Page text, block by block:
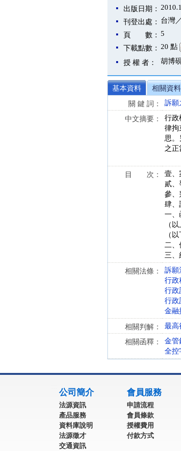
出版日期：
刊登出處： 台灣／
頁 數： 5
下載點數： 20 點
授 權 者：
胡博
基本資料
相關資料
關 鍵 詞：
訴願
中文摘要：
行政
律拘
思。
之正
目 次：
壹、
貳、
參、
肆、
一、
（
（
二
三、
相關法條：
訴願
行政
行政
行政
金融
相關判解： 最高
相關函釋：
金管
全控
公司簡介
法源資訊
產品服務
資料庫說明
法源徵才
交通資訊
會員服務
申請流程
會員條款
授權費用
付款方式